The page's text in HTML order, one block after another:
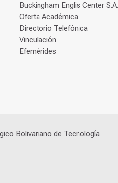
Buckingham Englis Center S.A.
Oferta Académica
Directorio Telefónica
Vinculación
Efemérides
Bolivariano de Tecnología